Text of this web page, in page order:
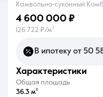
8
Камвольно-суконный
4 600 000 ₽
126 722 ₽/м²
В ипотеку от 50
характеристики
Общая площадь
36.3 м²